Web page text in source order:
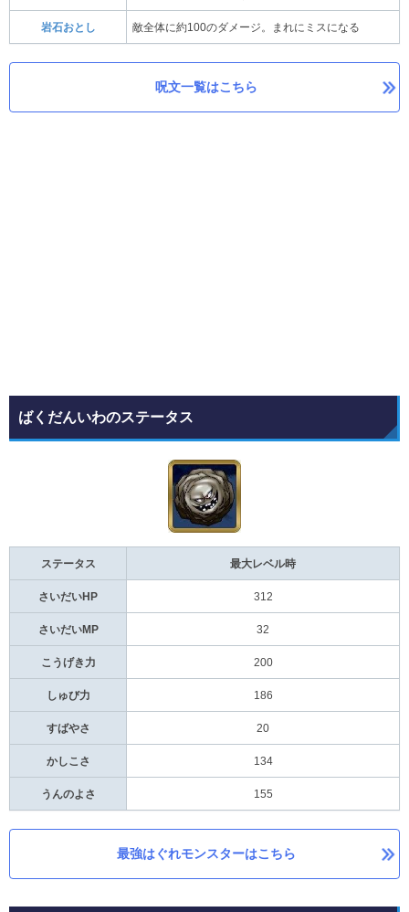
岩石おとし 敵全体に約100のダメージ。まれにミスになる
呪文一覧はこちら
ばくだんいわのステータス
ステータス 最大レベル時
さいだいHP 312
さいだいMP 32
こうげき力 200
しゅび力 186
すばやさ 20
かしこさ 134
うんのよさ 155
最強はぐれモンスターはこちら